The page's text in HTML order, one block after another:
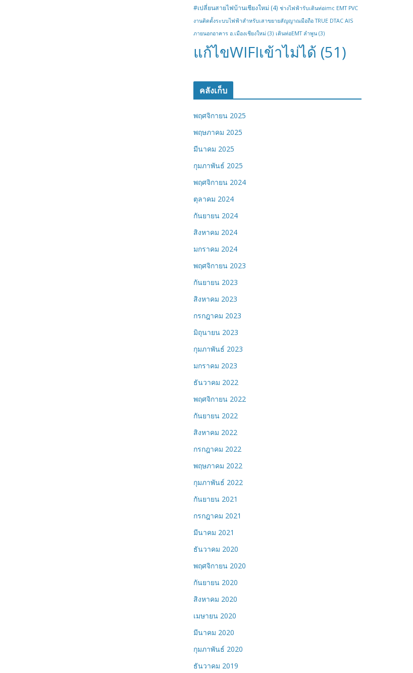
#เปลี่ยนสายไฟบ้านเชียงใหม่ (4) ช่างไฟฟ้ารับเดินท่อimc EMT PVC
งานติดตั้งระบบไฟฟ้าสำหรับเสาขยายสัญญาณมือถือ TRUE DTAC AIS
ภายนอกอาคาร อ.เมืองเชียงใหม่ (3) เดินท่อEMT ลำพูน (3)
แก้ไขWIFIเข้าไม่ได้ (51)
คลังเก็บ
พฤศจิกายน 2025
พฤษภาคม 2025
มีนาคม 2025
กุมภาพันธ์ 2025
พฤศจิกายน 2024
ตุลาคม 2024
กันยายน 2024
สิงหาคม 2024
มกราคม 2024
พฤศจิกายน 2023
กันยายน 2023
สิงหาคม 2023
กรกฎาคม 2023
มิถุนายน 2023
กุมภาพันธ์ 2023
มกราคม 2023
ธันวาคม 2022
พฤศจิกายน 2022
กันยายน 2022
สิงหาคม 2022
กรกฎาคม 2022
พฤษภาคม 2022
กุมภาพันธ์ 2022
กันยายน 2021
กรกฎาคม 2021
มีนาคม 2021
ธันวาคม 2020
พฤศจิกายน 2020
กันยายน 2020
สิงหาคม 2020
เมษายน 2020
มีนาคม 2020
กุมภาพันธ์ 2020
ธันวาคม 2019